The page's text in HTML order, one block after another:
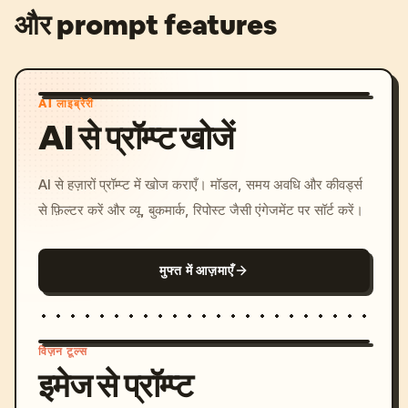
और prompt features
AI लाइब्रेरी
AI से प्रॉम्प्ट खोजें
AI से हज़ारों प्रॉम्प्ट में खोज कराएँ। मॉडल, समय अवधि और कीवर्ड्स
से फ़िल्टर करें और व्यू, बुकमार्क, रिपोस्ट जैसी एंगेजमेंट पर सॉर्ट करें।
मुफ्त में आज़माएँ
विज़न टूल्स
इमेज से प्रॉम्प्ट